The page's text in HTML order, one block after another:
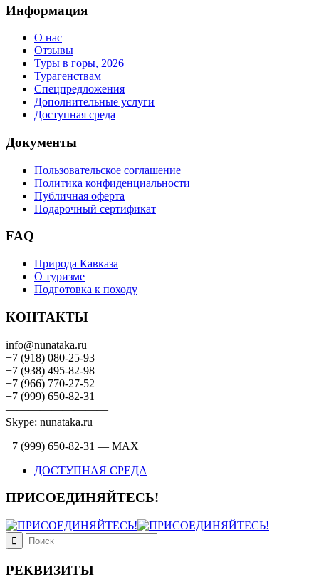
Информация
О нас
Отзывы
Туры в горы, 2026
Турагенствам
Спецпредложения
Дополнительные услуги
Доступная среда
Документы
Пользовательское соглашение
Политика конфиденциальности
Публичная оферта
Подарочный сертификат
FAQ
Природа Кавказа
О туризме
Подготовка к походу
КОНТАКТЫ
info@nunataka.ru
+7 (918) 080-25-93
+7 (938) 495-82-98
+7 (966) 770-27-52
+7 (999) 650-82-31
—————————
Skype: nunataka.ru
+7 (999) 650-82-31 — MAX
ДОСТУПНАЯ СРЕДА
ПРИСОЕДИНЯЙТЕСЬ!
РЕКВИЗИТЫ